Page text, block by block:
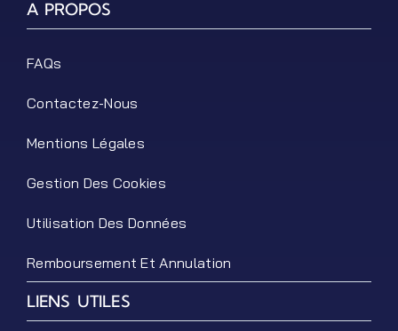
A PROPOS
FAQs
Contactez-Nous
Mentions Légales
Gestion Des Cookies
Utilisation Des Données
Remboursement Et Annulation
LIENS UTILES